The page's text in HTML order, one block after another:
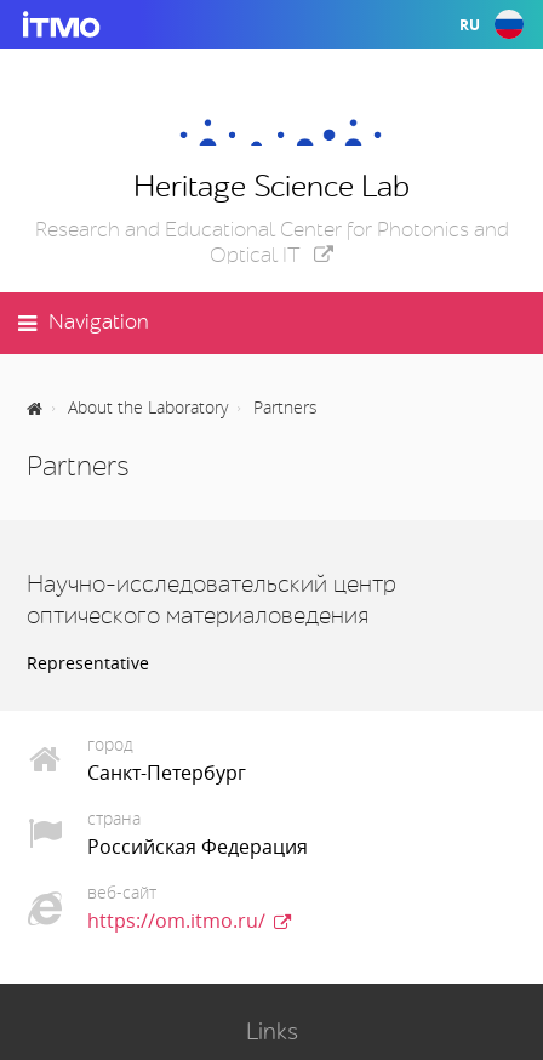
RU
Heritage Science Lab
Research and Educational Center for Photonics and
Optical IT
Navigation
About the Laboratory Partners
Partners
Научно-исследовательский центр
оптического материаловедения
Representative
город
Санкт-Петербург
страна
Российская Федерация
веб-сайт
https://om.itmo.ru/
Links